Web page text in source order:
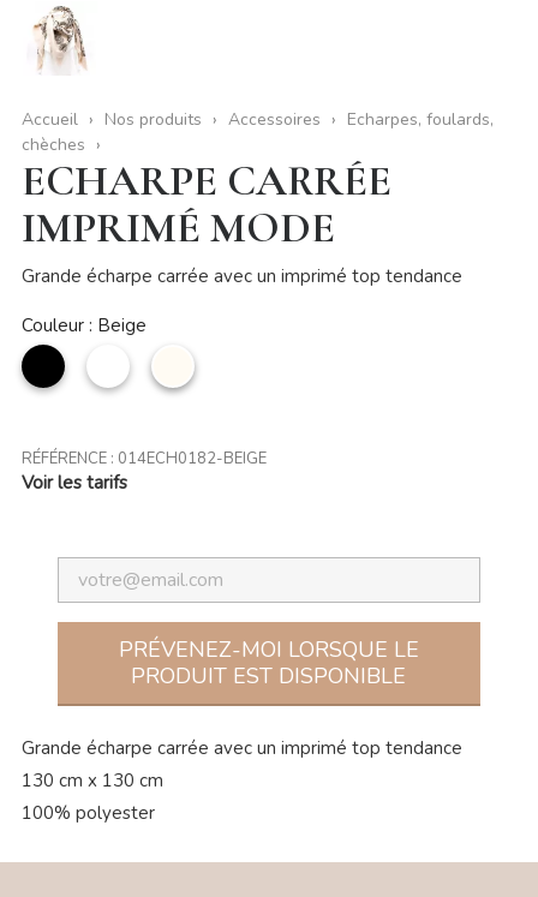
Accueil Nos produits Accessoires
Echarpes, foulards,
chèches
ECHARPE CARRÉE
IMPRIMÉ MODE
Grande écharpe carrée avec un imprimé top tendance
Couleur : Beige
noir Blanc Beige
RÉFÉRENCE : 014ECH0182-BEIGE
Voir les tarifs
PRÉVENEZ-MOI LORSQUE LE
PRODUIT EST DISPONIBLE
Grande écharpe carrée avec un imprimé top tendance
130 cm x 130 cm
100% polyester